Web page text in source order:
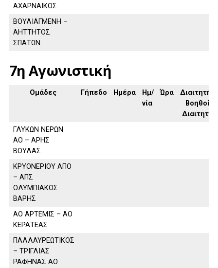
ΑΧΑΡΝΑΙΚΟΣ
ΒΟΥΛΙΑΓΜΕΝΗ –
ΑΗΤΤΗΤΟΣ
ΣΠΑΤΩΝ
7η Αγωνιστική
Ομάδες Γήπεδο Ημέρα
Ημ/
νία
Ώρα
Διαιτητής,
Βοηθοί
Διαιτητή
ΓΛΥΚΩΝ ΝΕΡΩΝ
ΑΟ – ΑΡΗΣ
ΒΟΥΛΑΣ
ΚΡΥΟΝΕΡΙΟΥ ΑΠΟ
– ΑΠΣ
ΟΛΥΜΠΙΑΚΟΣ
ΒΑΡΗΣ
ΑΟ ΑΡΤΕΜΙΣ – ΑΟ
ΚΕΡΑΤΕΑΣ
ΠΑΛΛΑΥΡΕΩΤΙΚΟΣ
– ΤΡΙΓΛΙΑΣ
ΡΑΦΗΝΑΣ ΑΟ